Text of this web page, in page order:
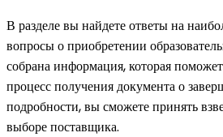
В разделе вы найдете ответы на
вопросы о приобретении
собрана информация, которая
процесс получения документа о
подробности, вы сможете принять
выборе поставщика.